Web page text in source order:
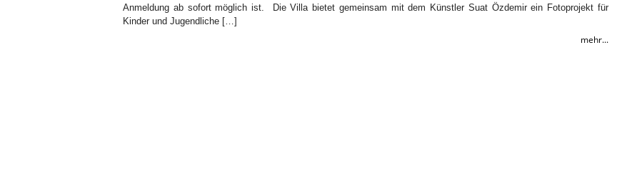
Anmeldung ab sofort möglich ist. Die Villa bietet gemeinsam mit dem Künstler Suat Özdemir ein Fotoprojekt für
Kinder und Jugendliche […]
mehr...